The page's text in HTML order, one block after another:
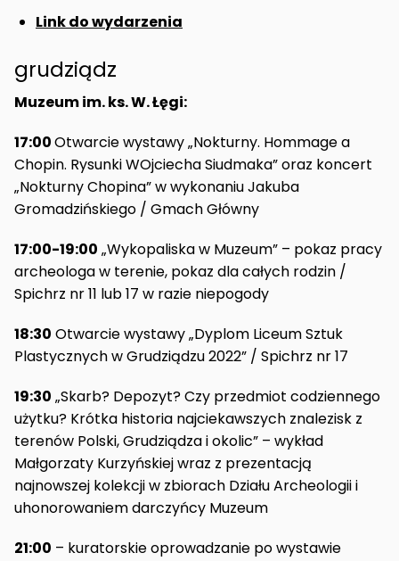
Link do wydarzenia
grudziądz
Muzeum im. ks. W. Łęgi:
17:00Otwarcie wystawy „Nokturny. Hommage a
Chopin. Rysunki WOjciecha Siudmaka” oraz koncert
„Nokturny Chopina” w wykonaniu Jakuba
Gromadzińskiego / Gmach Główny
17:00-19:00 „Wykopaliska w Muzeum” – pokaz pracy
archeologa w terenie, pokaz dla całych rodzin /
Spichrz nr 11 lub 17 w razie niepogody
18:30 Otwarcie wystawy „Dyplom Liceum Sztuk
Plastycznych w Grudziądzu 2022” / Spichrz nr 17
19:30 „Skarb? Depozyt? Czy przedmiot codziennego
użytku? Krótka historia najciekawszych znalezisk z
terenów Polski, Grudziądza i okolic” – wykład
Małgorzaty Kurzyńskiej wraz z prezentacją
najnowszej kolekcji w zbiorach Działu Archeologii i
uhonorowaniem darczyńcy Muzeum
21:00 – kuratorskie oprowadzanie po wystawie